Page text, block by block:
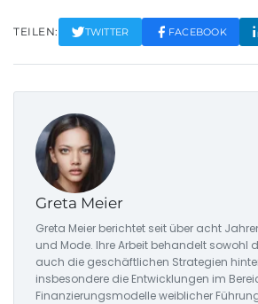
TEILEN: TWITTER FACEBOOK
Greta Meier
Greta Meier berichtet seit über acht
und Mode. Ihre Arbeit behandelt
auch die geschäftlichen Strategien
insbesondere die Entwicklungen im
Finanzierungsmodelle weiblicher